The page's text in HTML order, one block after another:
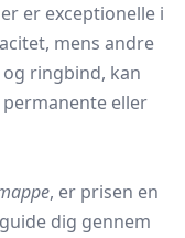
er exceptionelle i
mens andre
ringbind, kan
eller
, er prisen en
dig gennem